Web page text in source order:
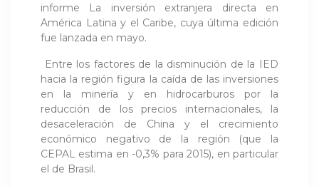
informe La inversión extranjera directa en
América Latina y el Caribe, cuya última edición
fue lanzada en mayo.
Entre los factores de la disminución de la IED
hacia la región figura la caída de las inversiones
en la minería y en hidrocarburos por la
reducción de los precios internacionales, la
desaceleración de China y el crecimiento
económico negativo de la región (que la
CEPAL estima en -0,3% para 2015), en particular
el de Brasil.